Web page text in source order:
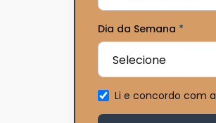
Dia da Semana *
Li e concordo com a